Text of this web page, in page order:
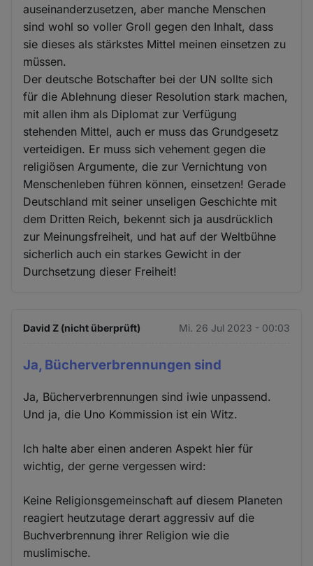
auseinanderzusetzen, aber manche Menschen
sind wohl so voller Groll gegen den Inhalt, dass
sie dieses als stärkstes Mittel meinen einsetzen zu
müssen.
Der deutsche Botschafter bei der UN sollte sich
für die Ablehnung dieser Resolution stark machen,
mit allen ihm als Diplomat zur Verfügung
stehenden Mittel, auch er muss das Grundgesetz
verteidigen. Er muss sich vehement gegen die
religiösen Argumente, die zur Vernichtung von
Menschenleben führen können, einsetzen! Gerade
Deutschland mit seiner unseligen Geschichte mit
dem Dritten Reich, bekennt sich ja ausdrücklich
zur Meinungsfreiheit, und hat auf der Weltbühne
sicherlich auch ein starkes Gewicht in der
Durchsetzung dieser Freiheit!
David Z (nicht überprüft) Mi. 26 Jul 2023 - 00:03
Ja, Bücherverbrennungen sind
Ja, Bücherverbrennungen sind iwie unpassend.
Und ja, die Uno Kommission ist ein Witz.
Ich halte aber einen anderen Aspekt hier für
wichtig, der gerne vergessen wird:
Keine Religionsgemeinschaft auf diesem Planeten
reagiert heutzutage derart aggressiv auf die
Buchverbrennung ihrer Religion wie die
muslimische.